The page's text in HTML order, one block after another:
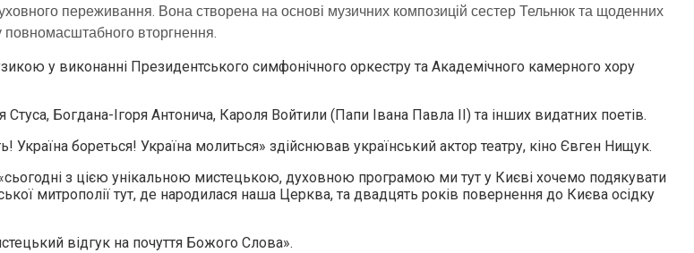
переживання. Вона створена на основі музичних композицій сестер Тельнюк та щоденних
вторгнення.
у виконанні Президентського симфонічного оркестру та Академічного камерного хору
Богдана-Ігоря Антонича, Кароля Войтили (Папи Івана Павла ІІ) та інших видатних поетів.
Україна бореться! Україна молиться» здійснював український актор театру, кіно Євген Нищук.
з цією унікальною мистецькою, духовною програмою ми тут у Києві хочемо подякувати
митрополії тут, де народилася наша Церква, та двадцять років повернення до Києва осідку
відгук на почуття Божого Слова».